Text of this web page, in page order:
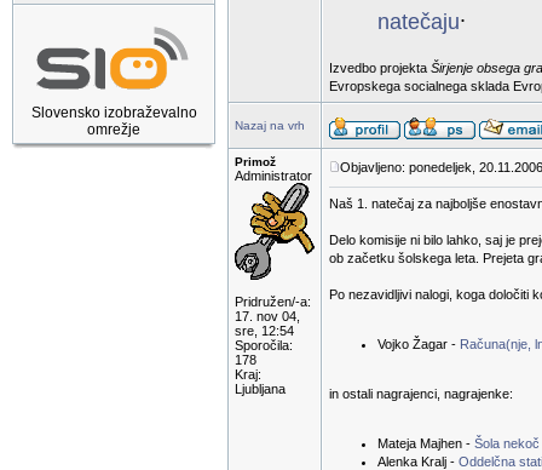
Slovensko izobraževalno
omrežje
natečaju.
Izvedbo projekta Širjenje obsega
Evropskega socialnega sklada
Nazaj na vrh
Primož
Administrator
Pridružen/-a:
17. nov 04,
sre, 12:54
Sporočila:
178
Kraj:
Ljubljana
Objavljeno: ponedeljek,
Naš 1. natečaj za najboljše
Delo komisije ni bilo lahko, saj je
ob začetku šolskega leta. Prejeta
Po nezavidljivi nalogi, koga določiti
Vojko Žagar - Računa(nje,
in ostali nagrajenci, nagrajenke:
Mateja Majhen - Šola nekoč
Alenka Kralj - Oddelčna